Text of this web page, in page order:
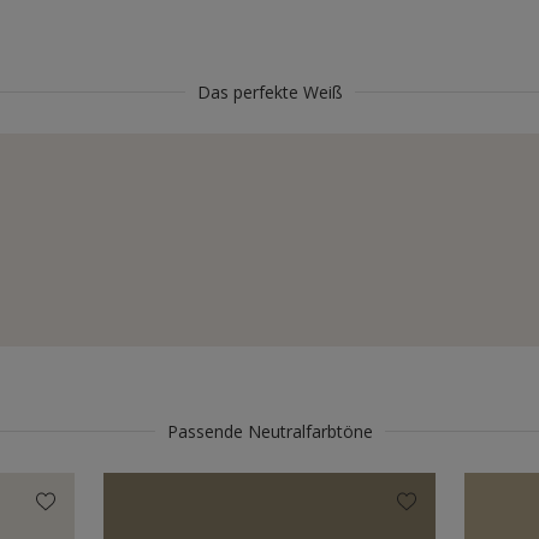
Das perfekte Weiß
Passende Neutralfarbtöne